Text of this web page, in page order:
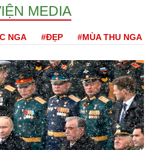
MEDIA
NGA #ĐẸP #MÙA THU NGA